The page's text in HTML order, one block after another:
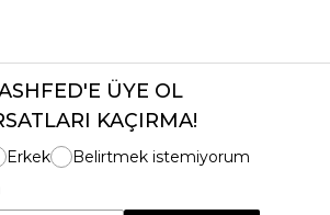
ÜYE OL
KAÇIRMA!
Erkek
Belirtmek istemiyorum